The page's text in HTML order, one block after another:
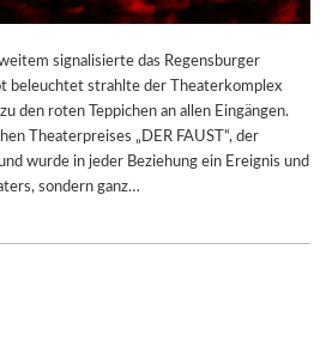
signalisierte das Regensburger
beleuchtet strahlte der Theaterkomplex
den roten Teppichen an allen Eingängen.
Theaterpreises „DER FAUST“, der
wurde in jeder Beziehung ein Ereignis und
sondern ganz…